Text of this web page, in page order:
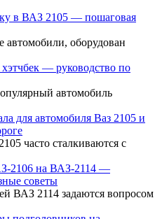
в ВАЗ 2105 — пошаговая
автомобили, оборудован
— руководство по
автомобиль
для автомобиля Ваз 2105 и
часто сталкиваются с
2106 на ВАЗ-2114 —
советы
ВАЗ 2114 задаются вопросом